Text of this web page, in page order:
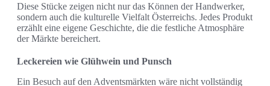
Diese Stücke zeigen nicht nur das Können der Handwerker,
sondern auch die kulturelle Vielfalt Österreichs. Jedes Produkt
erzählt eine eigene Geschichte, die die festliche Atmosphäre
der Märkte bereichert.
Leckereien wie Glühwein und Punsch
Ein Besuch auf den Adventsmärkten wäre nicht vollständig